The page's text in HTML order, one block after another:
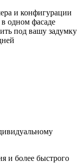
и конфигурации
одном фасаде
под вашу задумку
и более быстрого